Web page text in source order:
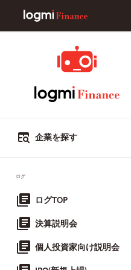
企業を探す
ログ
ログTOP
決算説明会
個人投資家向け説明会